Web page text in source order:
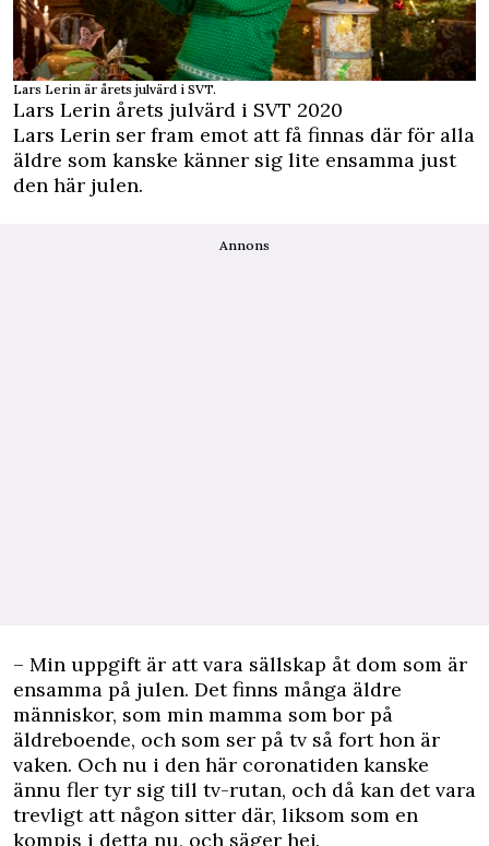
Lars Lerin är årets julvärd i SVT.
Lars Lerin årets julvärd i SVT 2020
Lars Lerin ser fram emot att få finnas där för alla
äldre som kanske känner sig lite ensamma just
den här julen.
Annons
– Min uppgift är att vara sällskap åt dom som är
ensamma på julen. Det finns många äldre
människor, som min mamma som bor på
äldreboende, och som ser på tv så fort hon är
vaken. Och nu i den här coronatiden kanske
ännu fler tyr sig till tv-rutan, och då kan det vara
trevligt att någon sitter där, liksom som en
kompis i detta nu, och säger hej.